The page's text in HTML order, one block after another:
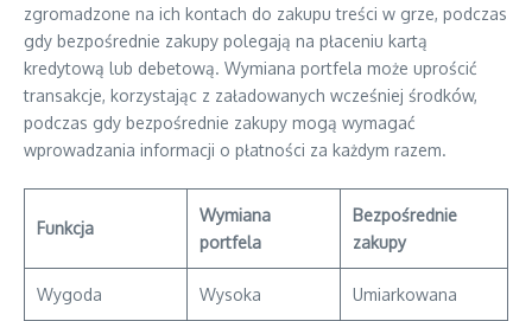
zgromadzone na ich kontach do zakupu treści w grze, podczas
gdy bezpośrednie zakupy polegają na płaceniu kartą
kredytową lub debetową. Wymiana portfela może uprościć
transakcje, korzystając z załadowanych wcześniej środków,
podczas gdy bezpośrednie zakupy mogą wymagać
wprowadzania informacji o płatności za każdym razem.
Funkcja
Wymiana
portfela
Bezpośrednie
zakupy
Wygoda Wysoka Umiarkowana